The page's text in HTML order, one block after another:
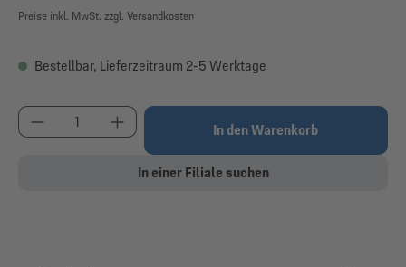
Preise inkl. MwSt. zzgl. Versandkosten
Bestellbar, Lieferzeitraum 2-5 Werktage
Produkt Anzahl: Gib den gewünschten Wert ein
In den Warenkorb
In einer Filiale suchen